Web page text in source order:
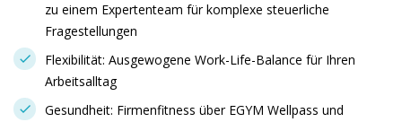
zu einem Expertenteam für komplexe steuerliche
Fragestellungen
Flexibilität: Ausgewogene Work-Life-Balance für Ihren
Arbeitsalltag
Gesundheit: Firmenfitness über EGYM Wellpass und